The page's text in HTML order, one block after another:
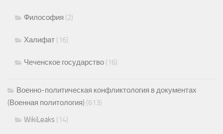
Философия (2)
Халифат (16)
Чеченское государство (16)
Военно-политическая конфликтология в документах
(Военная политология) (613)
WikiLeaks (14)